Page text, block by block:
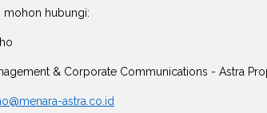
mohon hubungi:
& Corporate Communications - Astra
astra.co.id